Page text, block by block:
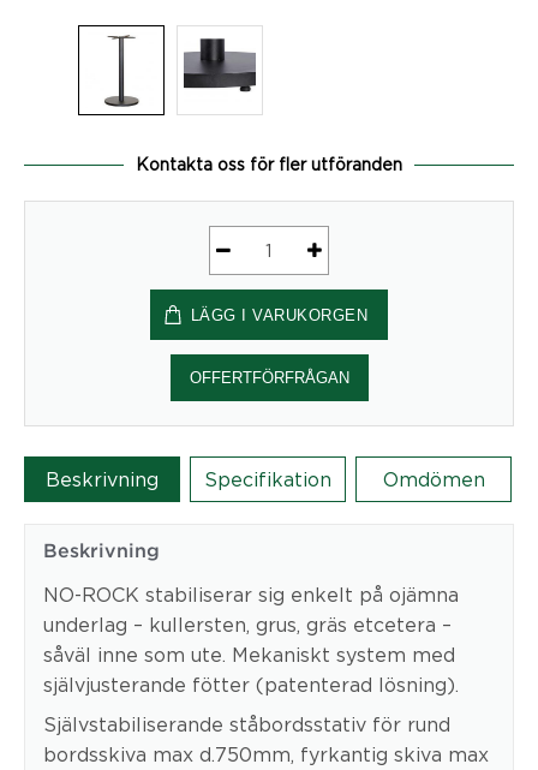
Kontakta oss för fler utföranden
Bordstativ
Lunar
21
No-
Rock
High
LÄGG I VARUKORGEN
OFFERTFÖRFRÅGAN
Beskrivning Specifikation Omdömen
Beskrivning
NO-ROCK stabiliserar sig enkelt på ojämna
underlag – kullersten, grus, gräs etcetera –
såväl inne som ute. Mekaniskt system med
självjusterande fötter (patenterad lösning).
Självstabiliserande ståbordsstativ för rund
bordsskiva max d.750mm, fyrkantig skiva max